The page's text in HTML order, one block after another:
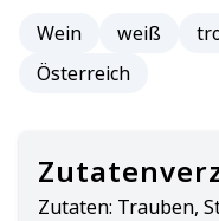
Wein weiß
Österreich
Zutaten: Trauben,